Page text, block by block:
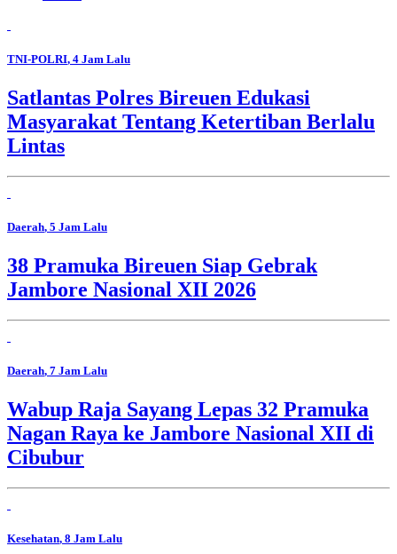
TNI-POLRI, 4 Jam Lalu
Satlantas Polres Bireuen Edukasi
Masyarakat Tentang Ketertiban Berlalu
Lintas
Daerah, 5 Jam Lalu
38 Pramuka Bireuen Siap Gebrak
Jambore Nasional XII 2026
Daerah, 7 Jam Lalu
Wabup Raja Sayang Lepas 32 Pramuka
Nagan Raya ke Jambore Nasional XII di
Cibubur
Kesehatan, 8 Jam Lalu